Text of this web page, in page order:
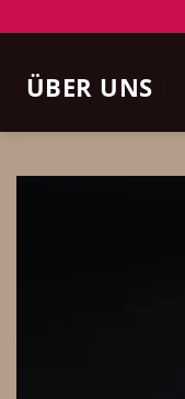
springen
ÜBER UNS